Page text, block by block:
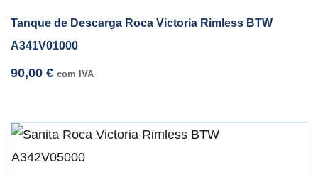
Tanque de Descarga Roca Victoria Rimless BTW
A341V01000
90,00 € com IVA